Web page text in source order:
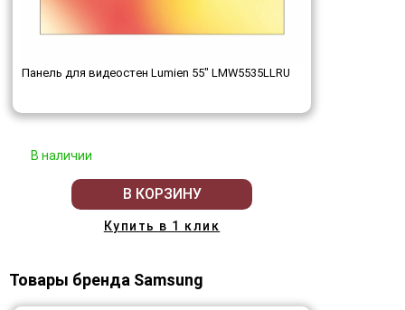
Панель для видеостен Lumien 55" LMW5535LLRU
В наличии
В КОРЗИНУ
Купить в 1 клик
Товары бренда Samsung